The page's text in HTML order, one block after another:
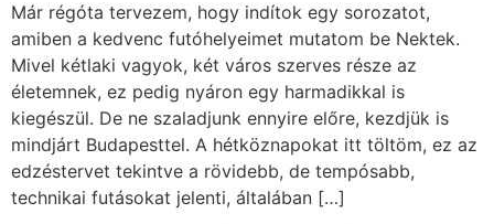
Már régóta tervezem, hogy indítok egy sorozatot,
amiben a kedvenc futóhelyeimet mutatom be Nektek.
Mivel kétlaki vagyok, két város szerves része az
életemnek, ez pedig nyáron egy harmadikkal is
kiegészül. De ne szaladjunk ennyire előre, kezdjük is
mindjárt Budapesttel. A hétköznapokat itt töltöm, ez az
edzéstervet tekintve a rövidebb, de tempósabb,
technikai futásokat jelenti, általában […]